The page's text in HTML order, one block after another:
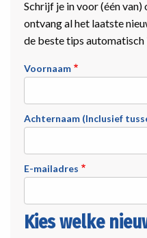
Schrijf je in voor (één van)
ontvang al het laatste
de beste tips automatisch
Voornaam
Achternaam (Inclusief
E-mailadres
Kies welke